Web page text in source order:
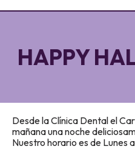
HAPPY
Desde la Clínica Dental el
mañana una noche
Nuestro horario es de Lunes